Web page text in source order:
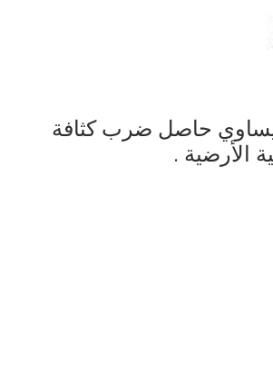
يساوي حاصل ضرب كثافة
الأرضية .